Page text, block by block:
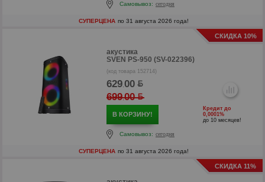
р
Самовывоз: сегодня
СУПЕРЦЕНА по 31 августа 2026 года!
СКИДКА 10%
акустика
SVEN PS-950 (SV-022396)
(код товара 152714)
629.00
699.00
В КОРЗИНУ!
Кредит до
0,0001%
до 10 месяцев!
Самовывоз: сегодня
СУПЕРЦЕНА по 31 августа 2026 года!
СКИДКА 11%